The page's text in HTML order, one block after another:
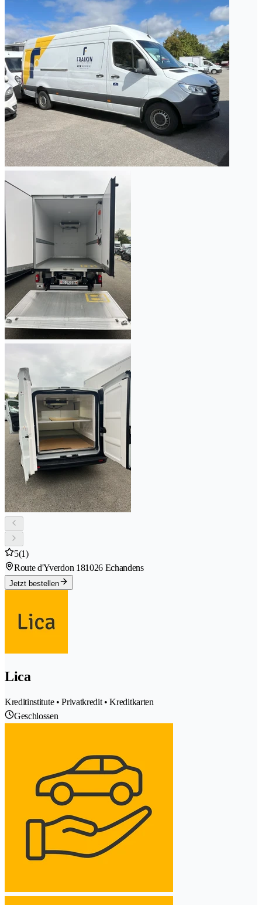
5(1)
Route d'Yverdon 181026 Echandens
Jetzt bestellen
Lica
Kreditinstitute • Privatkredit • Kreditkarten
Geschlossen